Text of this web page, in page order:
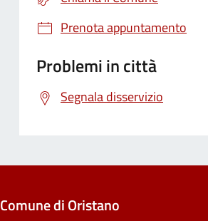
Prenota appuntamento
Problemi in città
Segnala disservizio
Comune di Oristano